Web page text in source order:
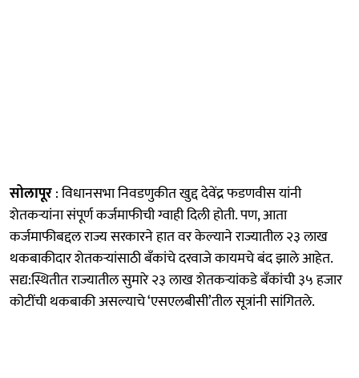
सोलापूर: विधानसभा निवडणुकीत खुद्द देवेंद्र फडणवीस यांनी
शेतकऱ्यांना संपूर्ण कर्जमाफीची ग्वाही दिली होती. पण, आता
कर्जमाफीबद्दल राज्य सरकारने हात वर केल्याने राज्यातील २३ लाख
थकबाकीदार शेतकऱ्यांसाठी बॅंकांचे दरवाजे कायमचे बंद झाले आहेत.
सद्य:स्थितीत राज्यातील सुमारे २३ लाख शेतकऱ्यांकडे बॅंकांची ३५ हजार
कोटींची थकबाकी असल्याचे ‘एसएलबीसी’तील सूत्रांनी सांगितले.